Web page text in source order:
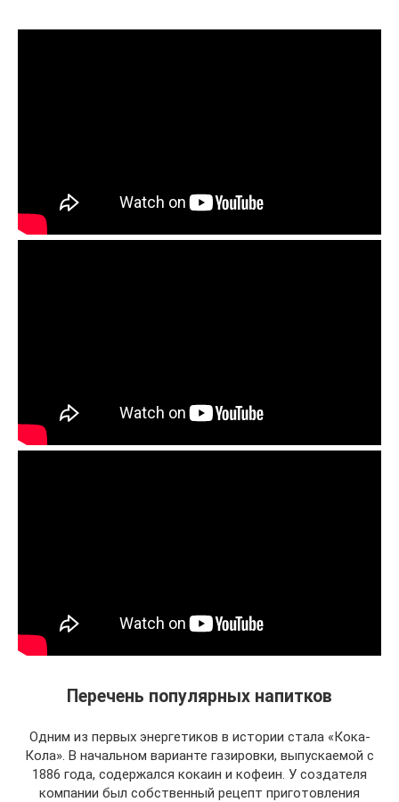
Перечень популярных напитков
Одним из первых энергетиков в истории стала «Кока-
Кола». В начальном варианте газировки, выпускаемой с
1886 года, содержался кокаин и кофеин. У создателя
компании был собственный рецепт приготовления